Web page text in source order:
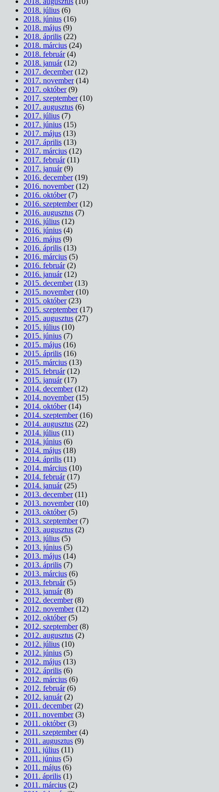
2018. július (6)
2018. június (16)
2018. május (9)
2018. április (22)
2018. március (24)
2018. február(4)
2018. január(12)
2017. december(12)
2017. november(14)
2017. október(9)
2017. szeptember(10)
2017. augusztus (6)
2017. július (7)
2017. június (15)
2017. május (13)
2017. április (13)
2017. március (12)
2017. február(11)
2017. január(9)
2016. december(19)
2016. november(12)
2016. október(7)
2016. szeptember(12)
2016. augusztus (7)
2016. július (12)
2016. június (4)
2016. május (9)
2016. április (13)
2016. március (5)
2016. február(2)
2016. január(12)
2015. december(13)
2015. november(10)
2015. október(23)
2015. szeptember(17)
2015. augusztus (27)
2015. július (10)
2015. június (7)
2015. május (16)
2015. április (16)
2015. március (13)
2015. február(12)
2015. január(17)
2014. december(12)
2014. november(15)
2014. október(14)
2014. szeptember(16)
2014. augusztus (22)
2014. július (11)
2014. június (6)
2014. május (18)
2014. április (11)
2014. március (10)
2014. február(17)
2014. január(25)
2013. december(11)
2013. november(10)
2013. október(5)
2013. szeptember(7)
2013. augusztus (2)
2013. július (5)
2013. június (5)
2013. május (14)
2013. április (7)
2013. március (6)
2013. február(5)
2013. január(8)
2012. december(8)
2012. november(12)
2012. október(5)
2012. szeptember(8)
2012. augusztus (2)
2012. július (10)
2012. június (5)
2012. május (13)
2012. április (6)
2012. március (6)
2012. február(6)
2012. január(2)
2011. december(2)
2011. november(3)
2011. október(3)
2011. szeptember(4)
2011. augusztus (9)
2011. július (11)
2011. június (5)
2011. május (6)
2011. április (1)
2011. március (2)